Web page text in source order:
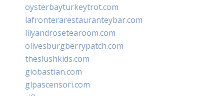
oysterbayturkeytrot.com
lafronterarestauranteybar.com
lilyandrosetearoom.com
olivesburgberrypatch.com
theslushkids.com
giobastian.com
glpascensori.com